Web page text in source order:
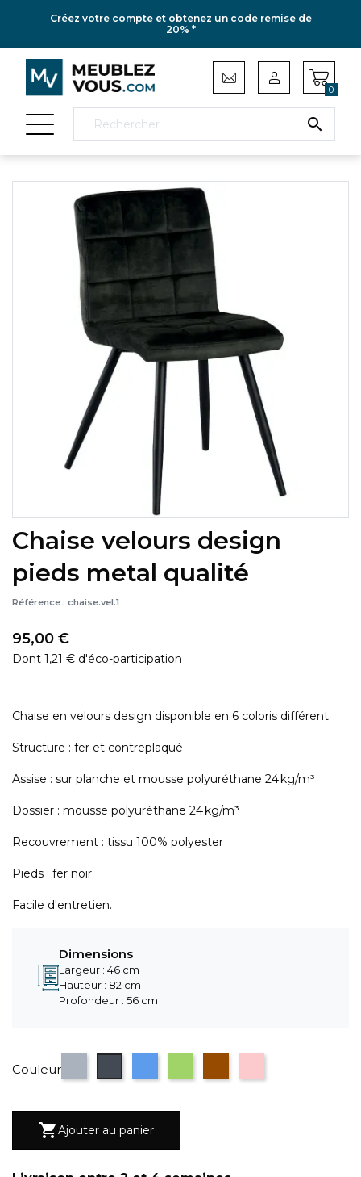
Créez votre compte et obtenez un code remise de
20% *

0
Chaise velours design
pieds metal qualité
Référence : chaise.vel.1
95,00 €
Dont 1,21 € d'éco-participation
Chaise en velours design disponible en 6 coloris différent
Structure : fer et contreplaqué
Assise : sur planche et mousse polyuréthane 24 kg/m³
Dossier : mousse polyuréthane 24 kg/m³
Recouvrement : tissu 100% polyester
Pieds : fer noir
Facile d'entretien.
Dimensions
Largeur : 46 cm
Hauteur : 82 cm
Profondeur : 56 cm
Couleur
Noir
Ajouter au panier